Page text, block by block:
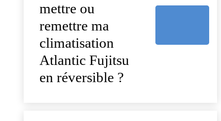
mettre ou
remettre ma
climatisation
Atlantic Fujitsu
en réversible ?